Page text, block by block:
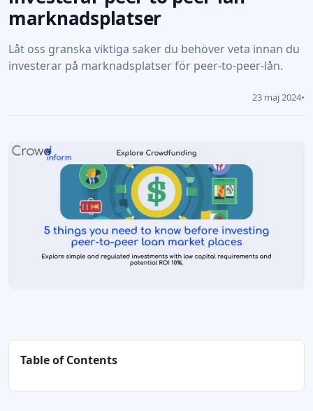
marknadsplatser
Låt oss granska viktiga saker du behöver veta innan du
investerar på marknadsplatser för peer-to-peer-lån.
23 maj 2024•
Table of Contents